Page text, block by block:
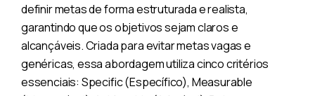
definir metas de forma estruturada e realista,
garantindo que os objetivos sejam claros e
alcançáveis. Criada para evitar metas vagas e
genéricas, essa abordagem utiliza cinco critérios
essenciais: Specific (Específico), Measurable